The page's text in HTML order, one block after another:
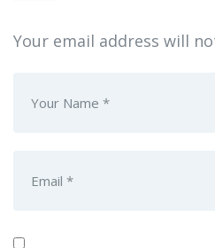
Your email address will